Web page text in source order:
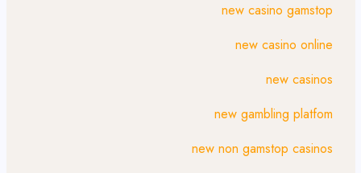
new casino gamstop
new casino online
new casinos
new gambling platfom
new non gamstop casinos